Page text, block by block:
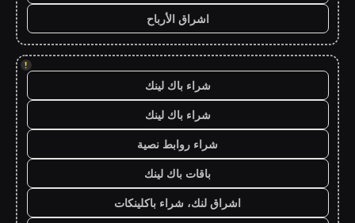
اشراق الأرباح
!
شراء باك لينك
شراء باك لينك
شراء روابط نصية
باقات باك لينك
اشراق لنك، شراء باكلينكات